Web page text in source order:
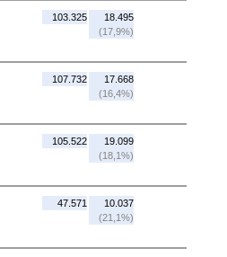
103.325
18.495
(17,9%)
107.732
17.668
(16,4%)
105.522
19.099
(18,1%)
47.571
10.037
(21,1%)